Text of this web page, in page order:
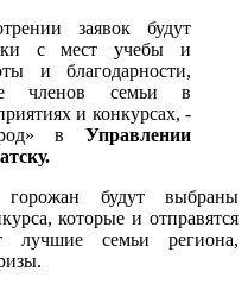
заявок будут
с мест учебы и
и благодарности,
членов семьи в
и конкурсах, -
в Управлении
будут выбраны
которые и отправятся
семьи региона,